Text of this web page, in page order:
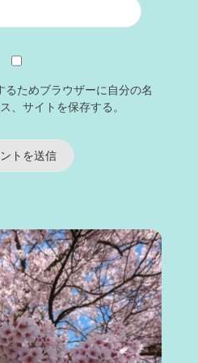
るためブラウザーに自分の名
、サイトを保存する。